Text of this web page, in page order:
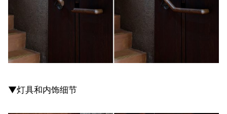
▼灯具和内饰细节